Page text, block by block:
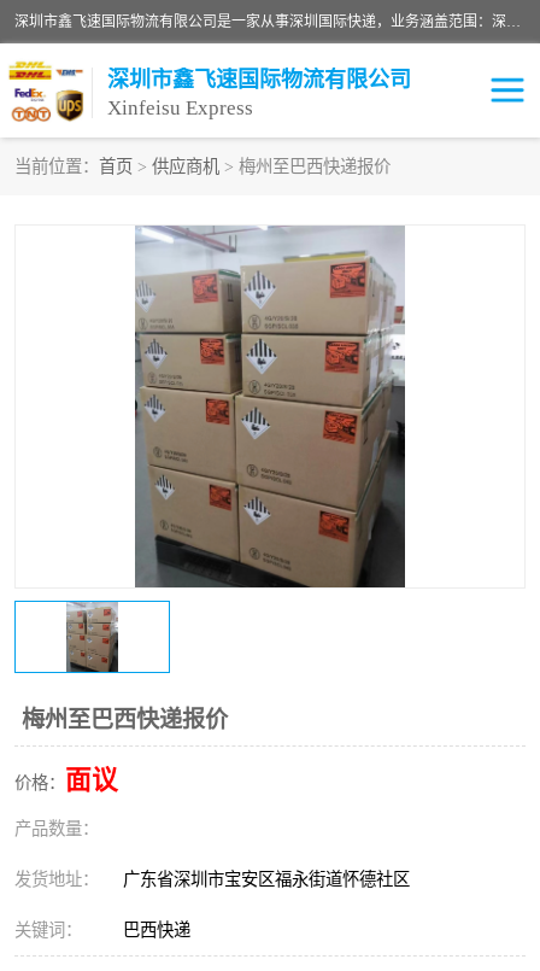
深圳市鑫飞速国际物流有限公司是一家从事深圳国际快递，业务涵盖范围：深圳DHL国际快递、深圳国际快递公司、深圳国际物流公司、深圳国际快递、深圳DHL国际快递电话可拨打全国服务热线：15019287411。欢迎各位亲来人来电到我司洽谈合作。
深圳市鑫飞速国际物流有限公司
Xinfeisu Express
当前位置： 首页 > 供应商机 > 梅州至巴西快递报价
梅州至巴西快递报价
价格： 面议
产品数量：
发货地址： 广东省深圳市宝安区福永街道怀德社区
关键词： 巴西快递
巴西快递
深圳DHL国际快递 伊朗快递
UPS国际快递 深圳国际快递公司
深圳国际物流公司 深圳国际快递电话
DHL国际快递电话 深圳国际快递
新能源电池出口物流